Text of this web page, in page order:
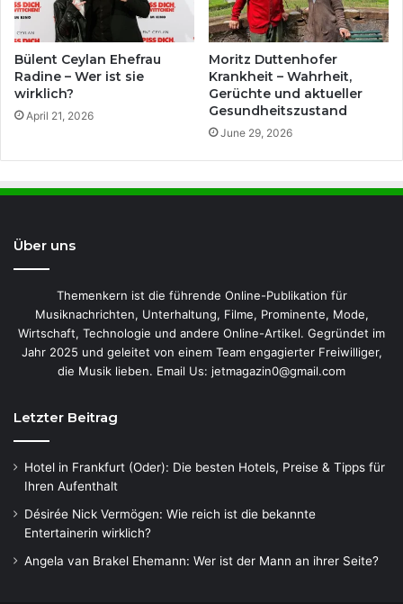
Bülent Ceylan Ehefrau
Radine – Wer ist sie
wirklich?
April 21, 2026
Moritz Duttenhofer
Krankheit – Wahrheit,
Gerüchte und aktueller
Gesundheitszustand
June 29, 2026
Über uns
Themenkern ist die führende Online-Publikation für
Musiknachrichten, Unterhaltung, Filme, Prominente, Mode,
Wirtschaft, Technologie und andere Online-Artikel. Gegründet im
Jahr 2025 und geleitet von einem Team engagierter Freiwilliger,
die Musik lieben. Email Us: jetmagazin0@gmail.com
Letzter Beitrag
Hotel in Frankfurt (Oder): Die besten Hotels, Preise & Tipps für
Ihren Aufenthalt
Désirée Nick Vermögen: Wie reich ist die bekannte
Entertainerin wirklich?
Angela van Brakel Ehemann: Wer ist der Mann an ihrer Seite?